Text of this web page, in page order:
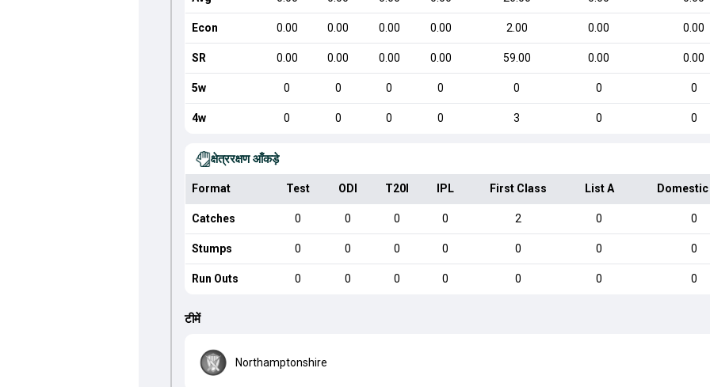
Econ 0.00 0.00 0.00 0.00 2.00 0.00 0.00
SR 0.00 0.00 0.00 0.00 59.00 0.00 0.00
5w 0 0 0 0 0 0 0
4w 0 0 0 0 3 0 0
क्षेत्ररक्षण आँकड़े
Format Test ODI T20I IPL First Class List A
Catches 0 0 0 0 2 0 0
Stumps 0 0 0 0 0 0 0
Run Outs 0 0 0 0 0 0 0
टीमें
Northamptonshire